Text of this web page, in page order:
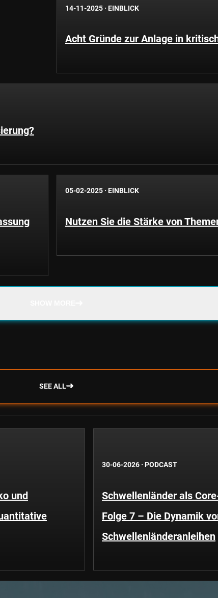
14-11-2025 · EINBLICK
Acht Gründe zur Anlage in
05-02-2025 · EINBLICK
Nutzen Sie die Stärke von
SEE ALL
und
30-06-2026 · PODCAST
Schwellenländer als
Folge 7 – Die Dynamik
Schwellenländeranleihen